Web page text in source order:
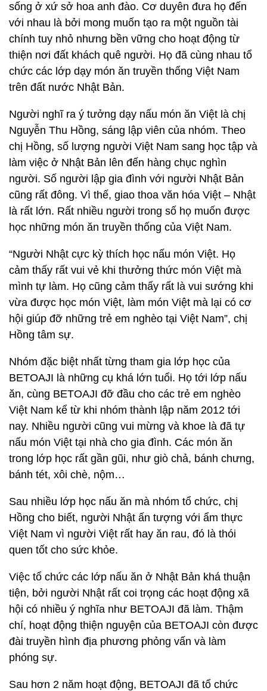
sống ở xứ sở hoa anh đào. Cơ duyên đưa họ đến
với nhau là bởi mong muốn tạo ra một nguồn tài
chính tuy nhỏ nhưng bền vững cho hoạt động từ
thiện nơi đất khách quê người. Họ đã cùng nhau tổ
chức các lớp dạy món ăn truyền thống Việt Nam
trên đất nước Nhật Bản.
Người nghĩ ra ý tưởng dạy nấu món ăn Việt là chị
Nguyễn Thu Hồng, sáng lập viên của nhóm. Theo
chị Hồng, số lượng người Việt Nam sang học tập và
làm việc ở Nhật Bản lên đến hàng chục nghìn
người. Số người lập gia đình với người Nhật Bản
cũng rất đông. Vì thế, giao thoa văn hóa Việt – Nhật
là rất lớn. Rất nhiều người trong số họ muốn được
học những món ăn truyền thống của Việt Nam.
“Người Nhật cực kỳ thích học nấu món Việt. Họ
cảm thấy rất vui vẻ khi thưởng thức món Việt mà
mình tự làm. Họ cũng cảm thấy rất là vui sướng khi
vừa được học món Việt, làm món Việt mà lại có cơ
hội giúp đỡ những trẻ em nghèo tại Việt Nam”, chị
Hồng tâm sự.
Nhóm đặc biệt nhất từng tham gia lớp học của
BETOAJI là những cụ khá lớn tuổi. Họ tới lớp nấu
ăn, cùng BETOAJI đỡ đầu cho các trẻ em nghèo
Việt Nam kể từ khi nhóm thành lập năm 2012 tới
nay. Nhiều người cũng vui mừng và khoe là đã tự
nấu món Việt tại nhà cho gia đình. Các món ăn
trong lớp học rất gần gũi, như giò chả, bánh chưng,
bánh tét, xôi chè, nộm…
Sau nhiều lớp học nấu ăn mà nhóm tổ chức, chị
Hồng cho biết, người Nhật ấn tượng với ẩm thực
Việt Nam vì người Việt rất hay ăn rau, đó là thói
quen tốt cho sức khỏe.
Việc tổ chức các lớp nấu ăn ở Nhật Bản khá thuận
tiện, bởi người Nhật rất coi trọng các hoạt động xã
hội có nhiều ý nghĩa như BETOAJI đã làm. Thậm
chí, hoạt động thiện nguyện của BETOAJI còn được
đài truyền hình địa phương phỏng vấn và làm
phóng sự.
Sau hơn 2 năm hoạt động, BETOAJI đã tổ chức